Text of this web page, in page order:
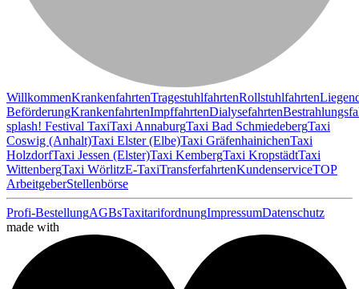
WillkommenKrankenfahrtenTragestuhlfahrtenRollstuhlfahrten
BeförderungKrankenfahrtenImpffahrtenDialysefahrten
splash! Festival TaxiTaxi AnnaburgTaxi Bad SchmiedebergTaxi
Coswig (Anhalt)Taxi Elster (Elbe)Taxi GräfenhainichenTaxi
HolzdorfTaxi Jessen (Elster)Taxi KembergTaxi KropstädtTaxi
WittenbergTaxi WörlitzE-TaxiTransferfahrtenKundenserviceTOP
ArbeitgeberStellenbörse
Profi-BestellungAGBsTaxitarifordnungImpressumDatenschutz
made with